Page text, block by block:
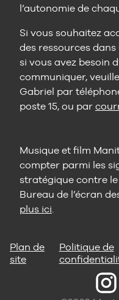
l’autonomie de
Si vous souhaitez
des ressources
si vous avez besoin
communiquer,
Gabriel par
poste 15, ou par
Musique et film
compter parmi les
stratégique contre
Bureau de l’écran
plus ici.
Plan de
site
Politique de